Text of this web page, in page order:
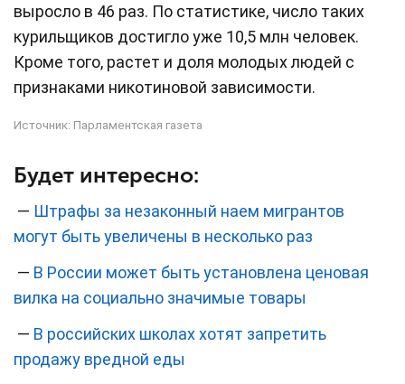
выросло в 46 раз. По статистике, число таких
курильщиков достигло уже 10,5 млн человек.
Кроме того, растет и доля молодых людей с
признаками никотиновой зависимости.
Источник: Парламентская газета
Будет интересно:
— Штрафы за незаконный наем мигрантов
могут быть увеличены в несколько раз
— В России может быть установлена ценовая
вилка на социально значимые товары
— В российских школах хотят запретить
продажу вредной еды